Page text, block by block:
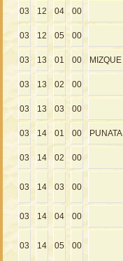
03 12 04 00
03 12 05 00
03 13 01 00 MIZQUE
03 13 02 00
03 13 03 00
03 14 01 00 PUNATA
03 14 02 00
03 14 03 00
03 14 04 00
03 14 05 00